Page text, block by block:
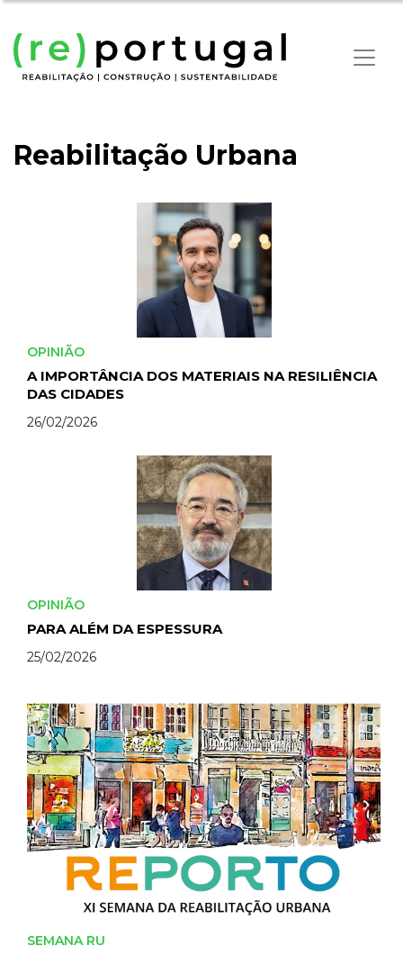
Reabilitação Urbana
OPINIÃO
A IMPORTÂNCIA DOS MATERIAIS NA RESILIÊNCIA
DAS CIDADES
26/02/2026
OPINIÃO
PARA ALÉM DA ESPESSURA
25/02/2026
SEMANA RU